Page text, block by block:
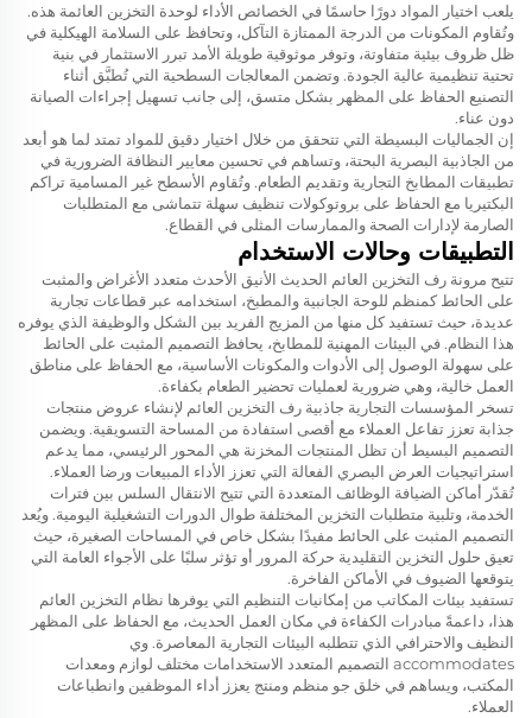
يلعب اختيار المواد دورًا حاسمًا في الخصائص الأداء لوحدة التخزين العائمة هذه.
وتُقاوم المكونات من الدرجة الممتازة التآكل، وتحافظ على السلامة الهيكلية في
ظل ظروف بيئية متفاوتة، وتوفر موثوقية طويلة الأمد تبرر الاستثمار في بنية
تحتية تنظيمية عالية الجودة. وتضمن المعالجات السطحية التي تُطبَّق أثناء
التصنيع الحفاظ على المظهر بشكل متسق، إلى جانب تسهيل إجراءات الصيانة
دون عناء.
إن الجماليات البسيطة التي تتحقق من خلال اختيار دقيق للمواد تمتد لما هو أبعد
من الجاذبية البصرية البحتة، وتساهم في تحسين معايير النظافة الضرورية في
تطبيقات المطابخ التجارية وتقديم الطعام. وتُقاوم الأسطح غير المسامية تراكم
البكتيريا مع الحفاظ على بروتوكولات تنظيف سهلة تتماشى مع المتطلبات
الصارمة لإدارات الصحة والممارسات المثلى في القطاع.
التطبيقات وحالات الاستخدام
تتيح مرونة رف التخزين العائم الحديث الأنيق الأحدث متعدد الأغراض والمثبت
على الحائط كمنظم للوحة الجانبية والمطبخ، استخدامه عبر قطاعات تجارية
عديدة، حيث تستفيد كل منها من المزيج الفريد بين الشكل والوظيفة الذي يوفره
هذا النظام. في البيئات المهنية للمطابخ، يحافظ التصميم المثبت على الحائط
على سهولة الوصول إلى الأدوات والمكونات الأساسية، مع الحفاظ على مناطق
العمل خالية، وهي ضرورية لعمليات تحضير الطعام بكفاءة.
تسخر المؤسسات التجارية جاذبية رف التخزين العائم لإنشاء عروض منتجات
جذابة تعزز تفاعل العملاء مع أقصى استفادة من المساحة التسويقية. ويضمن
التصميم البسيط أن تظل المنتجات المخزنة هي المحور الرئيسي، مما يدعم
استراتيجيات العرض البصري الفعالة التي تعزز الأداء المبيعات ورضا العملاء.
تُقدّر أماكن الضيافة الوظائف المتعددة التي تتيح الانتقال السلس بين فترات
الخدمة، وتلبية متطلبات التخزين المختلفة طوال الدورات التشغيلية اليومية. ويُعد
التصميم المثبت على الحائط مفيدًا بشكل خاص في المساحات الصغيرة، حيث
تعيق حلول التخزين التقليدية حركة المرور أو تؤثر سلبًا على الأجواء العامة التي
يتوقعها الضيوف في الأماكن الفاخرة.
تستفيد بيئات المكاتب من إمكانيات التنظيم التي يوفرها نظام التخزين العائم
هذا، داعمةً مبادرات الكفاءة في مكان العمل الحديث، مع الحفاظ على المظهر
النظيف والاحترافي الذي تتطلبه البيئات التجارية المعاصرة. وي
accommodates التصميم المتعدد الاستخدامات مختلف لوازم ومعدات
المكتب، ويساهم في خلق جو منظم ومنتج يعزز أداء الموظفين وانطباعات
العملاء.